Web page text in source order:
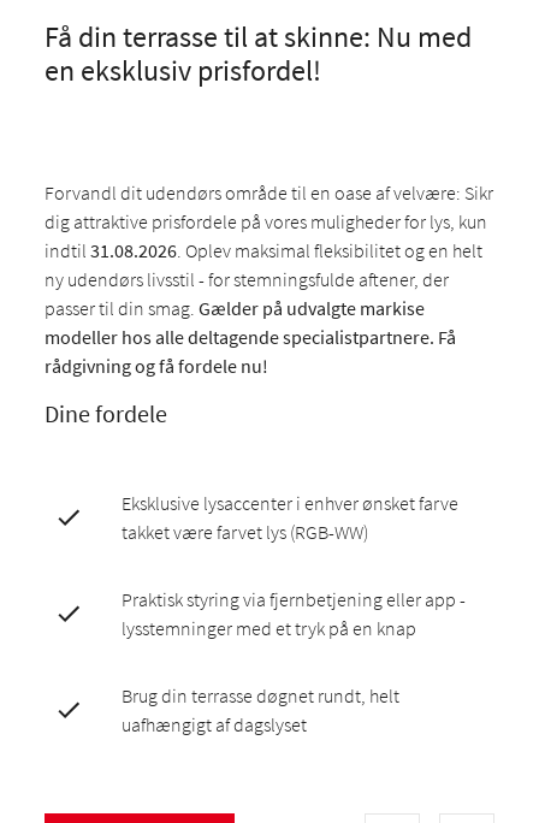
Få din terrasse til at skinne: Nu med
en eksklusiv prisfordel!
Forvandl dit udendørs område til en oase af velvære: Sikr
dig attraktive prisfordele på vores muligheder for lys, kun
indtil31.08.2026. Oplev maksimal fleksibilitet og en helt
ny udendørs livsstil - for stemningsfulde aftener, der
passer til din smag.Gælder på udvalgte markise
modeller hos alle deltagende specialistpartnere. Få
rådgivning og få fordele nu!
Dine fordele
Eksklusive lysaccenter i enhver ønsket farve
takket være farvet lys (RGB-WW)
Praktisk styring via fjernbetjening eller app -
lysstemninger med et tryk på en knap
Brug din terrasse døgnet rundt, helt
uafhængigt af dagslyset